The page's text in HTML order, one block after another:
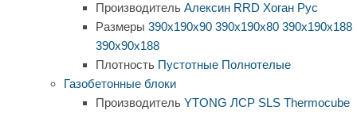
Производитель Алексин RRD Хоган Рус
Размеры 390х190х90 390х190х80 390х190х188
390х90х188
Плотность Пустотные Полнотелые
Газобетонные блоки
Производитель YTONG ЛСР SLS Thermocube